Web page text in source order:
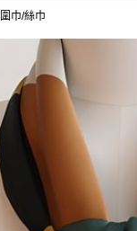
圍巾/絲巾